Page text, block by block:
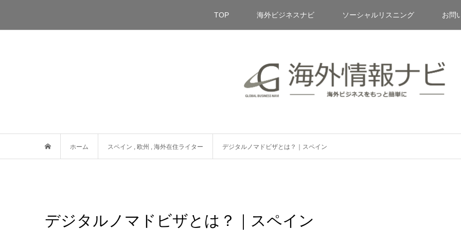
TOP 海外ビジネスナビ ソーシャルリスニング お問
ホーム スペイン , 欧州 , 海外在住ライター デジタルノマドビザとは？｜スペイン
デジタルノマドビザとは？｜スペイン